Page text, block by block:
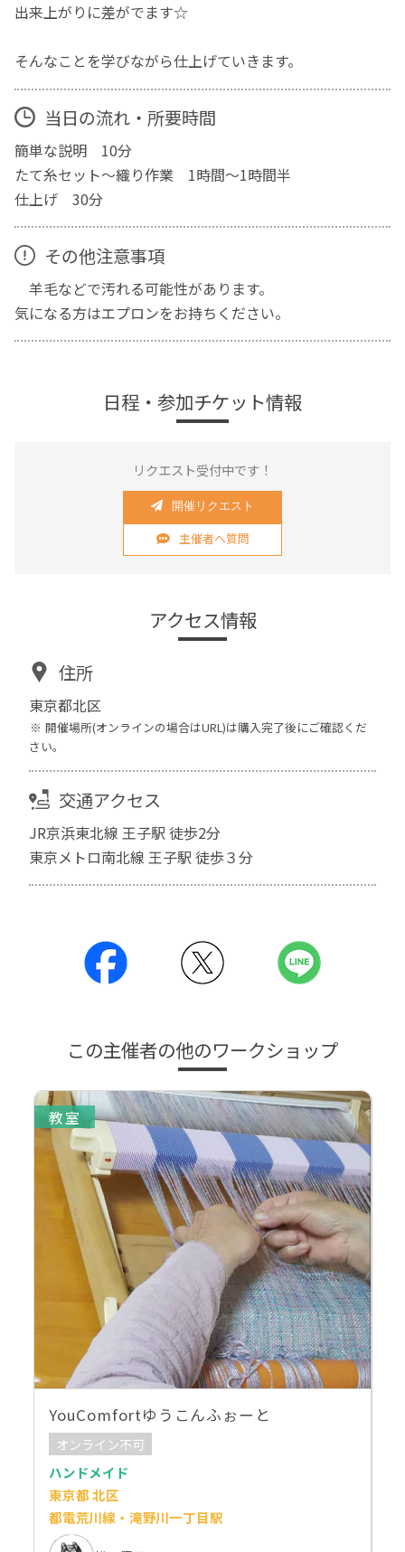
出来上がりに差がでます☆
そんなことを学びながら仕上げていきます。
当日の流れ・所要時間
簡単な説明 10分
たて糸セット～織り作業 1時間～1時間半
仕上げ 30分
その他注意事項
羊毛などで汚れる可能性があります。
気になる方はエプロンをお持ちください。
日程・参加チケット情報
リクエスト受付中です！
開催リクエスト
主催者へ質問
アクセス情報
住所
東京都北区
開催場所(オンラインの場合はURL)は購入完了後にご確認くだ
さい。
交通アクセス
JR京浜東北線 王子駅 徒歩2分
東京メトロ南北線 王子駅 徒歩３分
この主催者の他のワークショップ
教室
YouComfortゆうこんふぉーと
オンライン不可
ハンドメイド
東京都 北区
都電荒川線・滝野川一丁目駅